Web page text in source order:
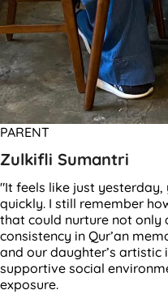
PARENT
Zulkifli Sumantri
"It feels like just
quickly. I still remember
that could nurture not only
consistency in Qur’an
and our daughter’s
supportive social
exposure.